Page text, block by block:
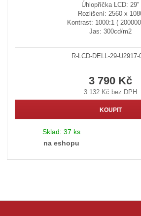
Úhlopříčka LCD: 29"
Rozlišení: 2560 x
Kontrast: 1000:1 (
Jas: 300cd/m2
R-LCD-DELL-29-U2917-
3 790 Kč
3 132 Kč bez DPH
KOUPIT
Sklad: 37 ks
na eshopu